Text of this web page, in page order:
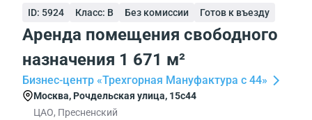
ID: 5924 Класс: B Без комиссии Готов к въезду
Аренда помещения свободного
назначения 1 671 м²
Бизнес-центр «Трехгорная Мануфактура с 44»
Москва, Рочдельская улица, 15с44
ЦАО, Пресненский